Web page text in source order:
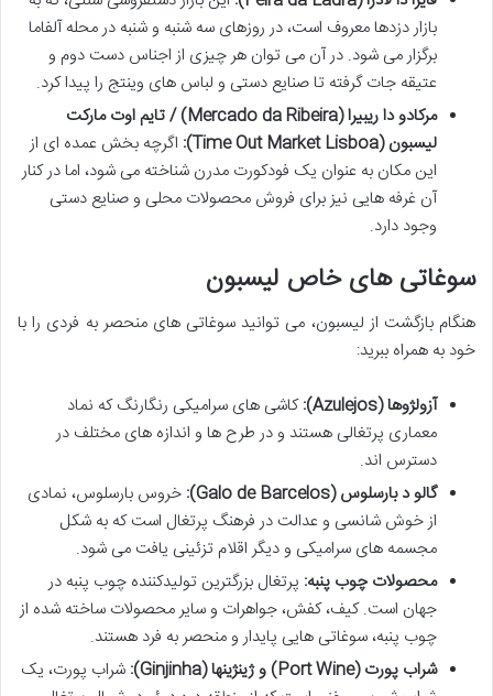
بازار دزدها معروف است، در روزهای سه شنبه و شنبه در محله آلفاما
برگزار می شود. در آن می توان هر چیزی از اجناس دست دوم و
عتیقه جات گرفته تا صنایع دستی و لباس های وینتج را پیدا کرد.
مرکادو دا ریبیرا (Mercado da Ribeira) / تایم اوت مارکت
لیسبون (Time Out Market Lisboa):
اگرچه بخش عمده ای از
این مکان به عنوان یک فودکورت مدرن شناخته می شود، اما در کنار
آن غرفه هایی نیز برای فروش محصولات محلی و صنایع دستی
وجود دارد.
سوغاتی های خاص لیسبون
هنگام بازگشت از لیسبون، می توانید سوغاتی های منحصر به فردی را با
خود به همراه ببرید:
آزولژوها (Azulejos):
کاشی های سرامیکی رنگارنگ که نماد
معماری پرتغالی هستند و در طرح ها و اندازه های مختلف در
دسترس اند.
گالو د بارسلوس (Galo de Barcelos):
خروس بارسلوس، نمادی
از خوش شانسی و عدالت در فرهنگ پرتغال است که به شکل
مجسمه های سرامیکی و دیگر اقلام تزئینی یافت می شود.
محصولات چوب پنبه: پرتغال بزرگترین تولیدکننده چوب پنبه در
جهان است. کیف، کفش، جواهرات و سایر محصولات ساخته شده از
چوب پنبه، سوغاتی هایی پایدار و منحصر به فرد هستند.
شراب پورت (Port Wine) و ژینژینها (Ginjinha):
شراب پورت، یک